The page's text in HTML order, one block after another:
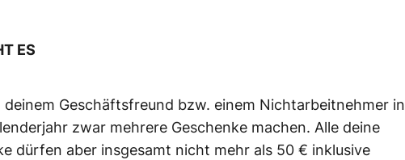
ES
deinem Geschäftsfreund bzw. einem Nichtarbeitnehmer in
zwar mehrere Geschenke machen. Alle deine
dürfen aber insgesamt nicht mehr als 50 € inklusive